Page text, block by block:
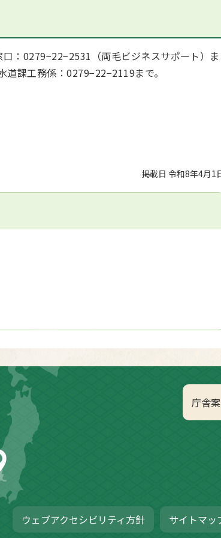
：0279−22−2531（両毛ビジネスサポート）ま
課工務係：0279−22−2119まで。
掲載日 令和8年4月1
庁舎
ウェブアクセシビリティ方針 サイトマッ